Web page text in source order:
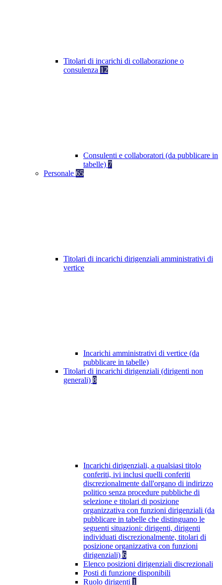
Titolari di incarichi di collaborazione o
consulenza 12
Consulenti e collaboratori (da pubblicare in
tabelle) 7
Personale 65
Titolari di incarichi dirigenziali amministrativi di
vertice
Incarichi amministrativi di vertice (da
pubblicare in tabelle)
Titolari di incarichi dirigenziali (dirigenti non
generali) 8
Incarichi dirigenziali, a qualsiasi titolo
conferiti, ivi inclusi quelli conferiti
discrezionalmente dall'organo di indirizzo
politico senza procedure pubbliche di
selezione e titolari di posizione
organizzativa con funzioni dirigenziali (da
pubblicare in tabelle che distinguano le
seguenti situazioni: dirigenti, dirigenti
individuati discrezionalmente, titolari di
posizione organizzativa con funzioni
dirigenziali) 6
Elenco posizioni dirigenziali discrezionali
Posti di funzione disponibili
Ruolo dirigenti 1